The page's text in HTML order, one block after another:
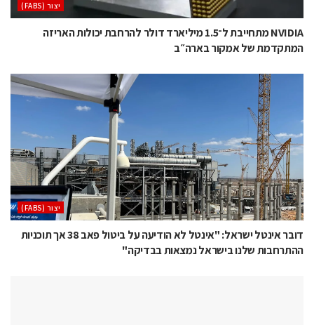
‫יצור (‪(FABS‬‬
NVIDIA מתחייבת ל־1.5 מיליארד דולר להרחבת יכולות האריזה
המתקדמת של אמקור בארה״ב
‫יצור (‪(FABS‬‬
דובר אינטל ישראל: "אינטל לא הודיעה על ביטול פאב 38 אך תוכניות
ההתרחבות שלנו בישראל נמצאות בבדיקה"